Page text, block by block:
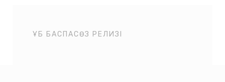
ҰБ БАСПАСӨЗ РЕЛИЗІ